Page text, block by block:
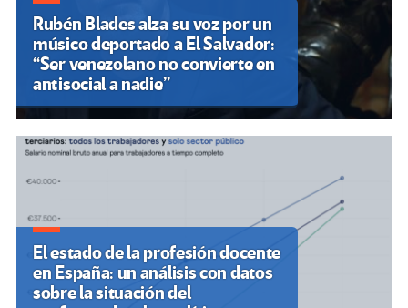
Rubén Blades alza su voz por un
músico deportado a El Salvador:
“Ser venezolano no convierte en
antisocial a nadie”
El estado de la profesión docente
en España: un análisis con datos
sobre la situación del